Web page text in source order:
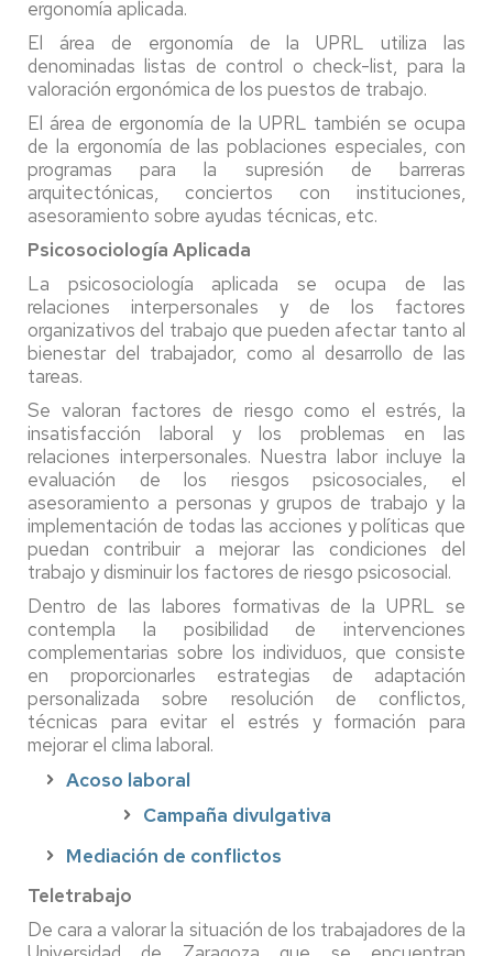
ergonomía aplicada.
El área de ergonomía de la UPRL utiliza las
denominadas listas de control o check-list, para la
valoración ergonómica de los puestos de trabajo.
El área de ergonomía de la UPRL también se ocupa
de la ergonomía de las poblaciones especiales, con
programas para la supresión de barreras
arquitectónicas, conciertos con instituciones,
asesoramiento sobre ayudas técnicas, etc.
Psicosociología Aplicada
La psicosociología aplicada se ocupa de las
relaciones interpersonales y de los factores
organizativos del trabajo que pueden afectar tanto al
bienestar del trabajador, como al desarrollo de las
tareas.
Se valoran factores de riesgo como el estrés, la
insatisfacción laboral y los problemas en las
relaciones interpersonales. Nuestra labor incluye la
evaluación de los riesgos psicosociales, el
asesoramiento a personas y grupos de trabajo y la
implementación de todas las acciones y políticas que
puedan contribuir a mejorar las condiciones del
trabajo y disminuir los factores de riesgo psicosocial.
Dentro de las labores formativas de la UPRL se
contempla la posibilidad de intervenciones
complementarias sobre los individuos, que consiste
en proporcionarles estrategias de adaptación
personalizada sobre resolución de conflictos,
técnicas para evitar el estrés y formación para
mejorar el clima laboral.
Acoso laboral
Campaña divulgativa
Mediación de conflictos
Teletrabajo
De cara a valorar la situación de los trabajadores de la